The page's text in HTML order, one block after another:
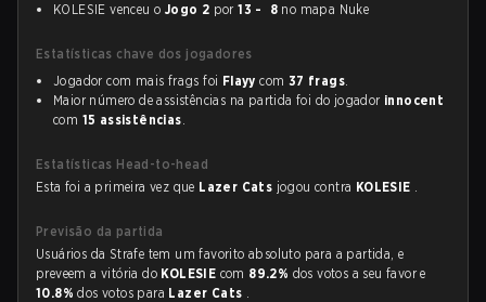
KOLESIE venceu o Jogo 2 por13 - 8 no mapa Nuke
Estatísticas chave dos jogadores
Jogador com mais frags foi Flayy com 37 frags.
Maior número de assistências na partida foi do jogador innocent
com 15 assistências.
Estatísticas Head-to-head
Esta foi a primeira vez que Lazer Cats jogou contra KOLESIE .
Previsão da partida
Usuários da Strafe tem um favorito absoluto para a partida, e
preveem a vitória do KOLESIE com 89.2% dos votos a seu favor e
10.8%dos votos para Lazer Cats .